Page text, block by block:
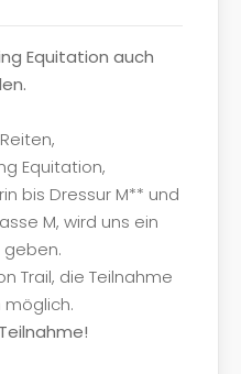
Equitation auch
Equitation,
bis Dressur M** und
M, wird uns ein
geben.
Trail, die Teilnahme